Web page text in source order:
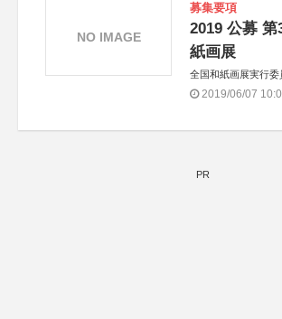
募集要項
2019 公募 第
紙画展
全国和紙画展実行委
2019/06/07
NO IMAGE
PR